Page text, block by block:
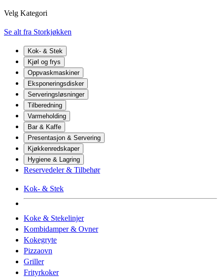
Velg Kategori
Se alt fra Storkjøkken
Kok- & Stek
Kjøl og frys
Oppvaskmaskiner
Eksponeringsdisker
Serveringsløsninger
Tilberedning
Varmeholding
Bar & Kaffe
Presentasjon & Servering
Kjøkkenredskaper
Hygiene & Lagring
Reservedeler & Tilbehør
Kok- & Stek
Koke & Stekelinjer
Kombidamper & Ovner
Kokegryte
Pizzaovn
Griller
Frityrkoker